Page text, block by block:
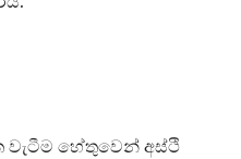
වැටීම හේතුවෙන් අස්ථි